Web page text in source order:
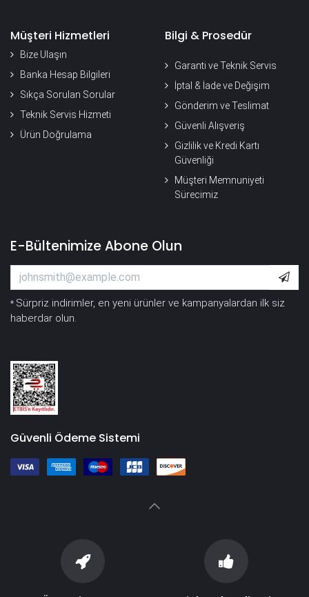
Müşteri Hizmetleri
Bize Ulaşın
Banka Hesap Bilgileri
Sıkça Sorulan Sorular
Teknik Servis Hizmeti
Ürün Doğrulama
Bilgi & Prosedür
Garanti ve Teknik Servis
İptal & İade ve Değişim
Gönderim ve Teslimat
Güvenli Alışveriş
Gizlilik ve Kredi Kartı
Güvenliği
Müşteri Memnuniyeti
Sürecimiz
E-Bültenimize Abone Olun
* Sürpriz indirimler, en yeni ürünler ve kampanyalardan ilk siz
haberdar olun.
Güvenli Ödeme Sistemi